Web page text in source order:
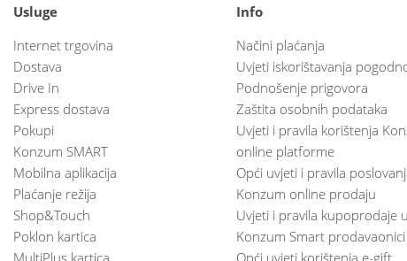
Usluge
Internet trgovina
Dostava
Drive In
Express dostava
Pokupi
Konzum SMART
Mobilna aplikacija
Plaćanje režija
Shop&Touch
Poklon kartica
MultiPlus kartica
Info
Načini plaćanja
Uvjeti iskorištavanja
Podnošenje prigovora
Zaštita osobnih podataka
Uvjeti i pravila korištenja
online platforme
Opći uvjeti i pravila
Konzum online prodaju
Uvjeti i pravila kupoprodaje u
Konzum Smart prodavaonici
Opći uvjeti korištenja e-gift